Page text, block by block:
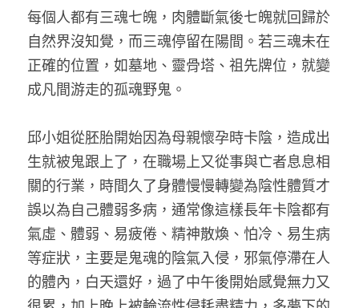
每個人都有三魂七魄，肉體斷氣後七魄就回歸於
自然界沒知覺，而三魂停留在陽間。若三魂未在
正確的位置，如墓地、靈骨塔、祖先牌位，就變
成凡間游走的孤魂野鬼。
邱小姐從胚胎開始因為母親懷孕時卡陰，造成出
生就被鬼跟上了，在職場上又從事與亡者息息相
關的行業，時間久了身體慢慢轉變為陰性體質才
誤以為自己體弱多病，通常像這樣長年卡陰都有
氣虛、體弱、易疲倦、精神散煥、怕冷、易生病
等症狀，主要是鬼魂的陰氣入侵，邪氣停滯在人
的體內，白天還好，過了中午後開始感覺無力又